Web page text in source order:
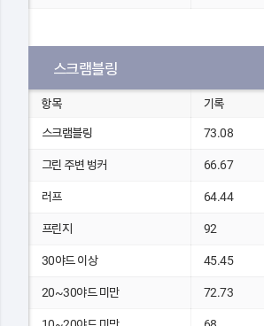
스크램블링
항목 기록
스크램블링 73.08
그린 주변 벙커 66.67
러프 64.44
프린지 92
30야드 이상 45.45
20~30야드 미만 72.73